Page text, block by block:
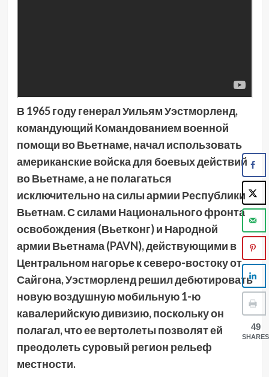
В 1965 году генерал Уильям Уэстморленд,
командующий Командованием военной
помощи во Вьетнаме, начал использовать
американские войска для боевых действий
во Вьетнаме, а не полагаться
исключительно на силы армии Республики
Вьетнам. С силами Национального фронта
освобождения (Вьетконг) и Народной
армии Вьетнама (PAVN), действующими в
Центральном нагорье к северо-востоку от
Сайгона, Уэстморленд решил дебютировать
новую воздушную мобильную 1-ю
кавалерийскую дивизию, поскольку он
полагал, что ее вертолеты позволят ей
преодолеть суровый регион рельеф
местности.
49
SHARES